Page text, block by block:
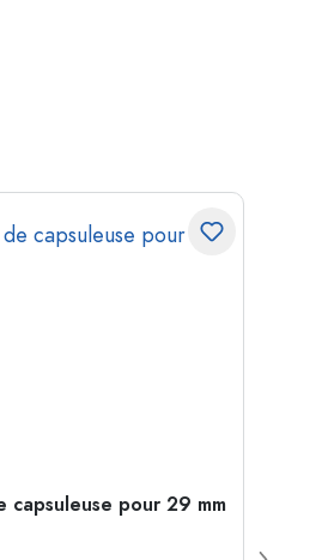
capsuleuse pour 29 mm